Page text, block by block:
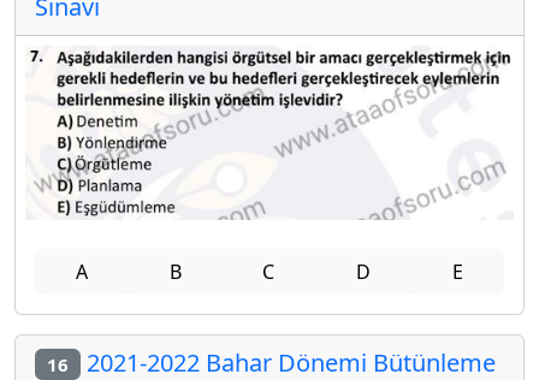
Sınavı
A B C D E
16 2021-2022 Bahar Dönemi Bütünleme